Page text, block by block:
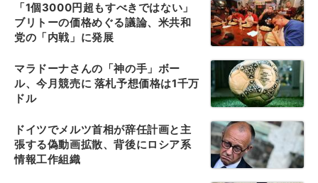
「1個3000円超もすべきではない」
ブリトーの価格めぐる議論、米共和
党の「内戦」に発展
マラドーナさんの「神の手」ボー
ル、今月競売に 落札予想価格は1千万
ドル
ドイツでメルツ首相が辞任計画と主
張する偽動画拡散、背後にロシア系
情報工作組織